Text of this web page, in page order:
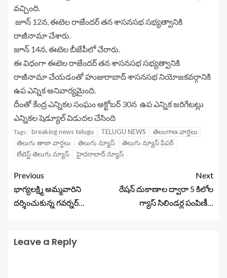
వచ్చింది.
జూన్ 12న, ఈటెల రాజేందర్ తన శాసనసభ సభ్యత్వానికి
రాజీనామా చేశారు.
జూన్ 14న, ఈటెల బీజేపీలో చేరారు.
ఈ విధంగా ఈటెల రాజేందర్ తన శాసనసభ సభ్యత్వానికి
రాజీనామా చేయడంతో హుజురాబాద్ శాసనసభ నియోజకవర్గానికి
ఉప ఎన్నిక అనివార్యమైంది.
దీంతో కేంద్ర ఎన్నికల సంఘం అక్టోబర్ 30న ఉప ఎన్నిక జరిగేటట్లు
ఎన్నికల షెడ్యూల్ విడుదల చేసింది
Tags: breaking news telugu TELUGU NEWS
తెలంగాణ వార్తలు
తెలుగు తాజా వార్తలు
తెలుగు న్యూస్
తెలుగు న్యూస్ పేపర్
లేటెస్ట్ తెలుగు న్యూస్
హైదరాబాద్ న్యూస్
Previous
భాగ్యలక్ష్మి అమ్మవారిని
దర్శించుకున్న గవర్నర్…
Next
రేషన్ దుకాణాల ద్వారా 5 కిలోల
గ్యాస్ సిలిండర్ల పంపిణీ…
Leave a Reply